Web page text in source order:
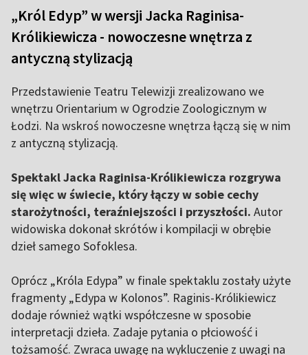
„Król Edyp” w wersji Jacka Raginisa-
Królikiewicza - nowoczesne wnętrza z
antyczną stylizacją
Przedstawienie Teatru Telewizji zrealizowano we
wnętrzu Orientarium w Ogrodzie Zoologicznym w
Łodzi. Na wskroś nowoczesne wnętrza łączą się w nim
z antyczną stylizacją.
Spektakl Jacka Raginisa-Królikiewicza rozgrywa
się więc w świecie, który łączy w sobie cechy
starożytności, teraźniejszości i przyszłości. Autor
widowiska dokonał skrótów i kompilacji w obrębie
dzieł samego Sofoklesa.
Oprócz „Króla Edypa” w finale spektaklu zostały użyte
fragmenty „Edypa w Kolonos”. Raginis-Królikiewicz
dodaje również wątki współczesne w sposobie
interpretacji dzieła. Zadaje pytania o płciowość i
tożsamość. Zwraca uwagę na wykluczenie z uwagi na